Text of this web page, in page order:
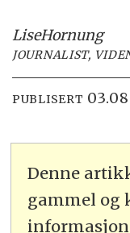
LiseHornung
JOURNALIST,
PUBLISERT
Denne
gammel og